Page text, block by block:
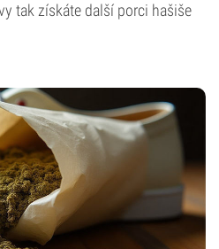
tak získáte další porci hašiše